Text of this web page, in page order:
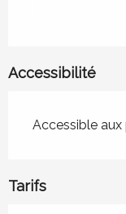
Accessibilité
Accessible
Tarifs